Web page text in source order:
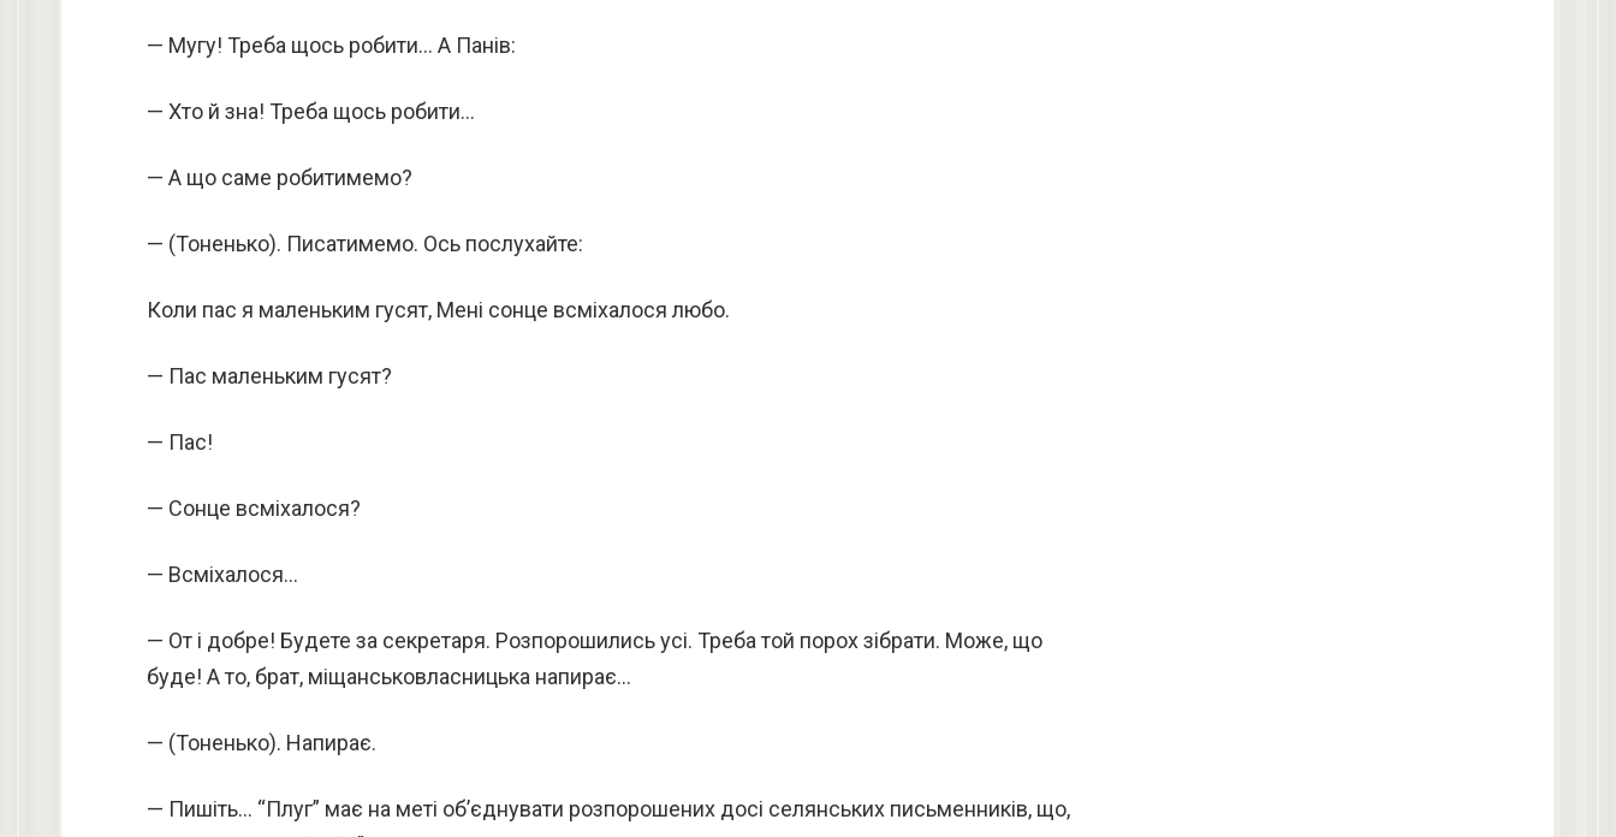
— Мугу! Треба щось робити… А Панів:
— Хто й зна! Треба щось робити…
— А що саме робитимемо?
— (Тоненько). Писатимемо. Ось послухайте:
Коли пас я маленьким гусят, Мені сонце всміхалося любо.
— Пас маленьким гусят?
— Пас!
— Сонце всміхалося?
— Всміхалося…
— От і добре! Будете за секретаря. Розпорошились усі. Треба той порох зібрати. Може, що
буде! А то, брат, міщанськовласницька напирає…
— (Тоненько). Напирає.
— Пишіть… “Плуг” має на меті об’єднувати розпорошених досі селянських письменників, що,